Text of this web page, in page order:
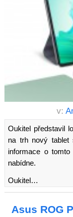
v:
Oukitel představil
na trh nový tablet
informace o
nabídne.
Oukitel…
Asus ROG